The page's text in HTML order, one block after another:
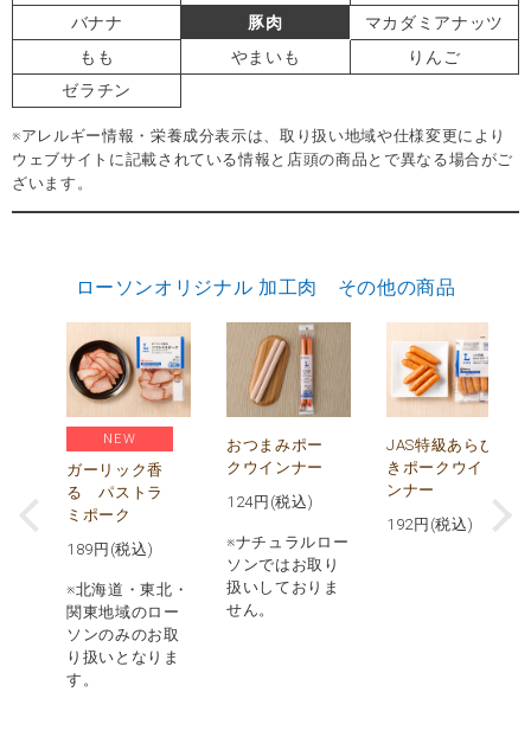
バナナ
豚肉
マカダミアナッツ
もも
やまいも
りんご
ゼラチン
※アレルギー情報・栄養成分表示は、取り扱い地域や仕様変更により
ウェブサイトに記載されている情報と店頭の商品とで異なる場合がご
ざいます。
ローソンオリジナル 加工肉 その他の商品
NEW
ガーリック香
る パストラ
ミポーク
189 円(税込)
※北海道・東北・
関東地域のロー
ソンのみのお取
り扱いとなりま
す。
おつまみポー
クウインナー
124円(税込)
※ナチュラルロー
ソンではお取り
扱いしておりま
せん。
JAS特級あらび
きポークウイ
ンナー
192円(税込)